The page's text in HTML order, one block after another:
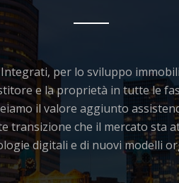
per lo sviluppo
e la proprietà in tutte le
il valore aggiunto
transizione che il mercato sta
digitali e di nuovi modelli